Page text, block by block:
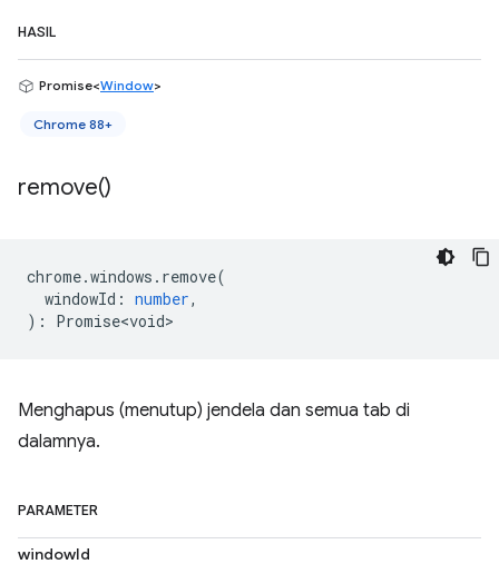
HASIL
Promise<Window>
Chrome 88+
remove()
chrome.windows . remove(
windowId : number,
) : Promise<void>
Menghapus (menutup) jendela dan semua tab di
dalamnya.
PARAMETER
windowId